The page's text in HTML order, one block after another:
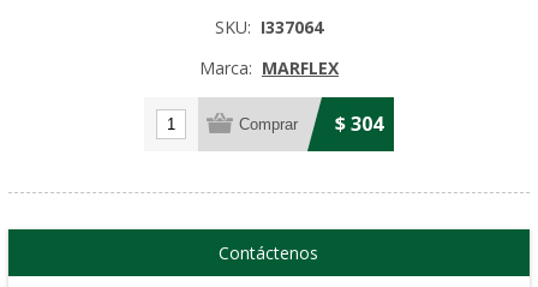
SKU: I337064
Marca: MARFLEX
$ 304
Contáctenos